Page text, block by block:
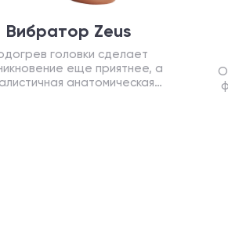
Вибратор Zeus
головки сделает
еще приятнее, а
анатомическая